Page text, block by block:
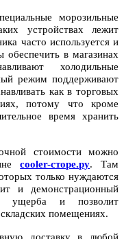
морозильные
устройствах лежит
часто используется и
обеспечить в магазинах
холодильные
режим поддерживают
как в торговых
потому что кроме
время хранить
стоимости можно
cooler-сторе.ру. Там
только нуждаются
и демонстрационный
ущерба и позволит
помещениях.